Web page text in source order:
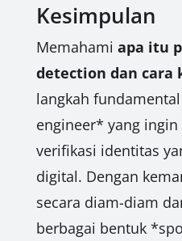
Kesimpulan
Memahami apa itu
detection dan cara
langkah
engineer* yang
verifikasi identitas
digital. Dengan
secara diam-diam
berbagai bentuk